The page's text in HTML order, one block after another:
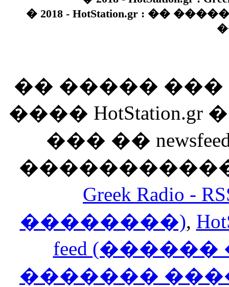
� 2018 - HotStation.gr : ��
�� �����
����
��� ��
Greek Radio
��������),
feed
�������